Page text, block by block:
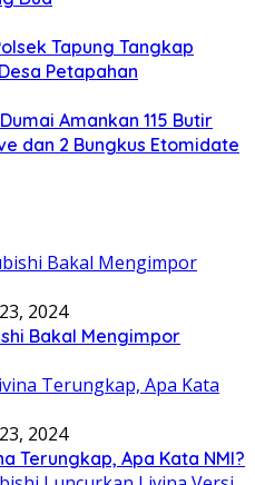
Tapung Tangkap
Petapahan
Amankan 115 Butir
dan 2 Bungkus Etomidate
2024
Bakal Mengimpor
2024
Terungkap, Apa Kata NMI?